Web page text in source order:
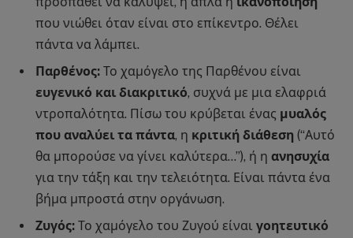
που νιώθει όταν είναι στο επίκεντρο. Θέλει
πάντα να λάμπει.
Παρθένος: Το χαμόγελο της Παρθένου είναι
ευγενικό και διακριτικό, συχνά με μια ελαφριά
ντροπαλότητα. Πίσω του κρύβεται ένας μυαλός
που αναλύει τα πάντα, η κριτική διάθεση (“Αυτό
θα μπορούσε να γίνει καλύτερα…”), ή η ανησυχία
για την τάξη και την τελειότητα. Είναι πάντα ένα
βήμα μπροστά στην οργάνωση.
Ζυγός: Το χαμόγελο του Ζυγού είναι γοητευτικό